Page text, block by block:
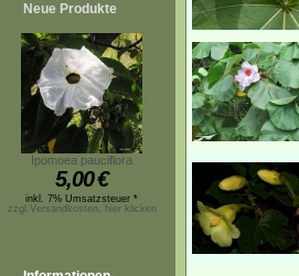
Neue Produkte
Ipomoea pauciflora
5,00€
inkl. 7% Umsatzsteuer *
zzgl.Versandkosten, hier klicken